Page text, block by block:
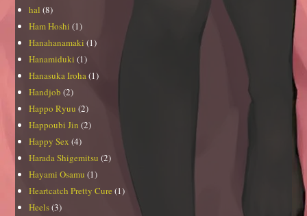
hal (8)
Ham Hoshi (1)
Hanahanamaki (1)
Hanamiduki (1)
Hanasuka Iroha(1)
Handjob (2)
Happo Ryuu (2)
Happoubi Jin (2)
Happy Sex (4)
Harada Shigemitsu (2)
Hayami Osamu (1)
Heartcatch Pretty Cure (1)
Heels(3)